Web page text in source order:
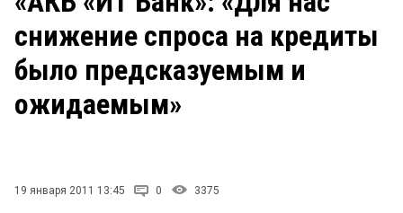
СТИЛЬ ЖИЗНИ
Архив
снижение спроса на кредиты
было предсказуемым и
ожидаемым»
19 января 2011 13:45 0 3375